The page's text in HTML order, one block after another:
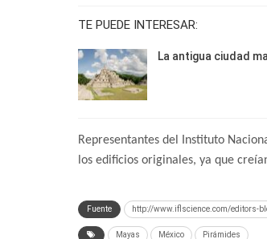
TE PUEDE INTERESAR:
La antigua ciudad
Representantes del Instituto
los edificios originales, ya que
Fuente http://www.iflscience.com/editors-
Mayas México Pirámides